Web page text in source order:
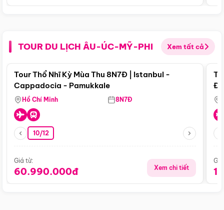
TOUR DU LỊCH ÂU-ÚC-MỸ-PHI Xem tất cả
Điểm nổi bật
Tour Thổ Nhĩ Kỳ Mùa Thu 8N7Đ | Istanbul -
Cappadocia - Pamukkale
Hồ Chí Minh 8N7Đ
10/12
Giá từ:
60.990.000đ Xem chi tiết